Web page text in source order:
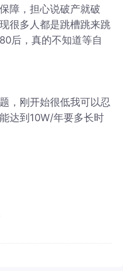
障，担心说破产就破
很多人都是跳槽跳来跳
后，真的不知道等自
，刚开始很低我可以忍
达到10W/年要多长时